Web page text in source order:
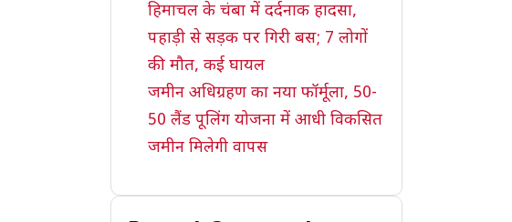
हिमाचल के चंबा में दर्दनाक हादसा,
पहाड़ी से सड़क पर गिरी बस; 7 लोगों
की मौत, कई घायल
जमीन अधिग्रहण का नया फॉर्मूला, 50-
50 लैंड पूलिंग योजना में आधी विकसित
जमीन मिलेगी वापस